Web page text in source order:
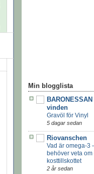
Min blogglista
vinden
Gravöl för Vinyl
5 dagar sedan
Riovanschen
Vad är omega-3
behöver veta
kosttillskottet
2 år sedan